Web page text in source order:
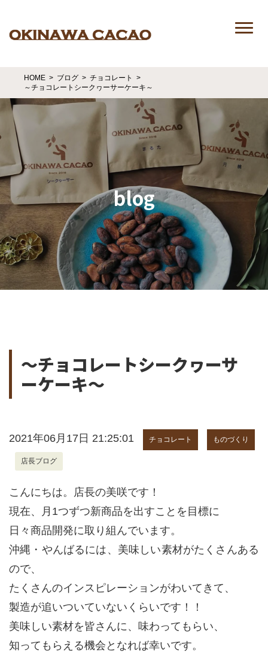
HOME ブログ
チョコレート
～チョコレートシークヮーサーケーキ～
blog
～チョコレートシークヮーサ
ーケーキ～
2021年06月17日 21:25:01 チョコレート ものづくり
店長ブログ
こんにちは。店長の美咲です！
現在、月1つずつ新商品を出すことを目標に
日々商品開発に取り組んでいます。
沖縄・やんばるには、美味しい素材がたくさんある
ので、
たくさんのインスピレーションがわいてきて、
製造が追いついていないくらいです！！
美味しい素材を皆さんに、味わってもらい、
知ってもらえる機会となれば幸いです。